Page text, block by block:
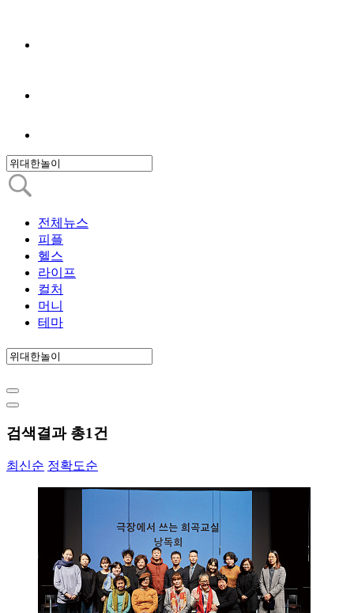
전체뉴스
피플
헬스
라이프
컬처
머니
테마
검색결과 총1건
최신순 정확도순